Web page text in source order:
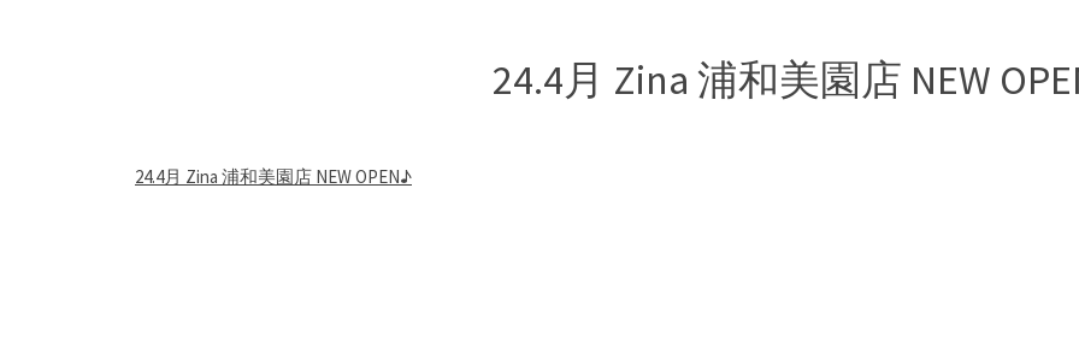
24.4月 Zina 浦和美園店 NEW
24.4月 Zina 浦和美園店 NEW OPEN♪